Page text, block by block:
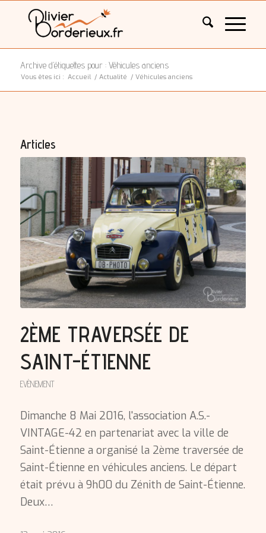
Archive d’étiquettes pour : Véhicules anciens
Vous êtes ici : Accueil / Actualité / Véhicules anciens
Articles
2ÈME TRAVERSÉE DE
SAINT-ÉTIENNE
EVÈNEMENT
Dimanche 8 Mai 2016, l'association A.S.-
VINTAGE-42 en partenariat avec la ville de
Saint-Étienne a organisé la 2ème traversée de
Saint-Étienne en véhicules anciens. Le départ
était prévu à 9h00 du Zénith de Saint-Étienne.
Deux…